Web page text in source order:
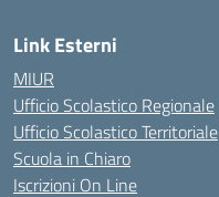
Link Esterni
MIUR
Ufficio Scolastico Regionale
Ufficio Scolastico Territoriale
Scuola in Chiaro
Iscrizioni On Line